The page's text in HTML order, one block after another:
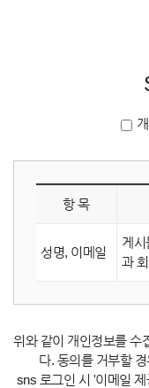
항 목
성명, 이메일
게시
과
위와 같이 개인정보를 수
다. 동의를 거부할
sns 로그인 시 '이메일